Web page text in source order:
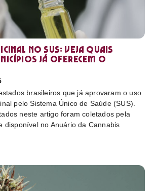
no SUS: veja quais
já oferecem o
brasileiros que já aprovaram o uso
pelo Sistema Único de Saúde (SUS).
neste artigo foram coletados pela
disponível no Anuário da Cannabis